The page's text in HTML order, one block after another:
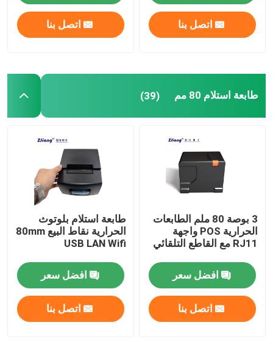
طابعة بلوتوث حرارية 80 مم
طابعة ملصقات 4 بوصة
طابعة ملصقات صغيرة
طابعة ملصقات الشحن بلوتوث
الطابعات اللاسلكية المحمولة
طابعة ورق A4
اتصل بنا اتصل بنا
طابعة استلام 80 مم (39)
3 بوصة 80 ملم الطابعات
الحرارية POS واجهة
RJ11 مع القاطع التلقائي
افضل سعر
اتصل بنا
طابعة استلام بلوتوث
الحرارية نقاط البيع 80mm
USB LAN Wifi
افضل سعر
اتصل بنا